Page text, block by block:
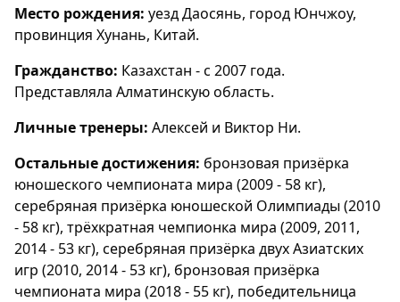
Место рождения: уезд Даосянь, город Юнчжоу,
провинция Хунань, Китай.
Гражданство: Казахстан - с 2007 года.
Представляла Алматинскую область.
Личные тренеры: Алексей и Виктор Ни.
Остальные достижения: бронзовая призёрка
юношеского чемпионата мира (2009 - 58 кг),
серебряная призёрка юношеской Олимпиады (2010
- 58 кг), трёхкратная чемпионка мира (2009, 2011,
2014 - 53 кг), серебряная призёрка двух Азиатских
игр (2010, 2014 - 53 кг), бронзовая призёрка
чемпионата мира (2018 - 55 кг), победительница